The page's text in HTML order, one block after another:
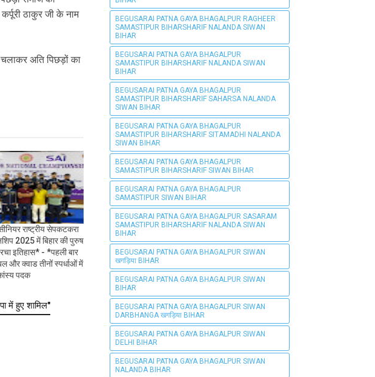
ठाकुर जी के नाम
चलाकर अति पिछड़ों का
राष्ट्रीय सेपकटकरा
2025 में बिहार की पुरुष
इतिहास* - *पहली बार
और क्वाड तीनों स्पर्धाओं में
पदक
में हुए शामिल"
BEGUSARAI PATNA GAYA BHAGALPUR RAGHEER
SAMASTIPUR BIHARSHARIF NALANDA SIWAN
BIHAR
BEGUSARAI PATNA GAYA BHAGALPUR
SAMASTIPUR BIHARSHARIF NALANDA SIWAN
BIHAR
BEGUSARAI PATNA GAYA BHAGALPUR
SAMASTIPUR BIHARSHARIF SAHARSA NALANDA
SIWAN BIHAR
BEGUSARAI PATNA GAYA BHAGALPUR
SAMASTIPUR BIHARSHARIF SITAMADHI NALANDA
SIWAN BIHAR
BEGUSARAI PATNA GAYA BHAGALPUR
SAMASTIPUR BIHARSHARIF SIWAN BIHAR
BEGUSARAI PATNA GAYA BHAGALPUR
SAMASTIPUR SIWAN BIHAR
BEGUSARAI PATNA GAYA BHAGALPUR SASARAM
SAMASTIPUR BIHARSHARIF NALANDA SIWAN
BIHAR
BEGUSARAI PATNA GAYA BHAGALPUR SIWAN
खगड़िया BIHAR
BEGUSARAI PATNA GAYA BHAGALPUR SIWAN
BIHAR
BEGUSARAI PATNA GAYA BHAGALPUR SIWAN
DARBHANGA खगड़िया BIHAR
BEGUSARAI PATNA GAYA BHAGALPUR SIWAN
DELHI BIHAR
BEGUSARAI PATNA GAYA BHAGALPUR SIWAN
NALANDA BIHAR